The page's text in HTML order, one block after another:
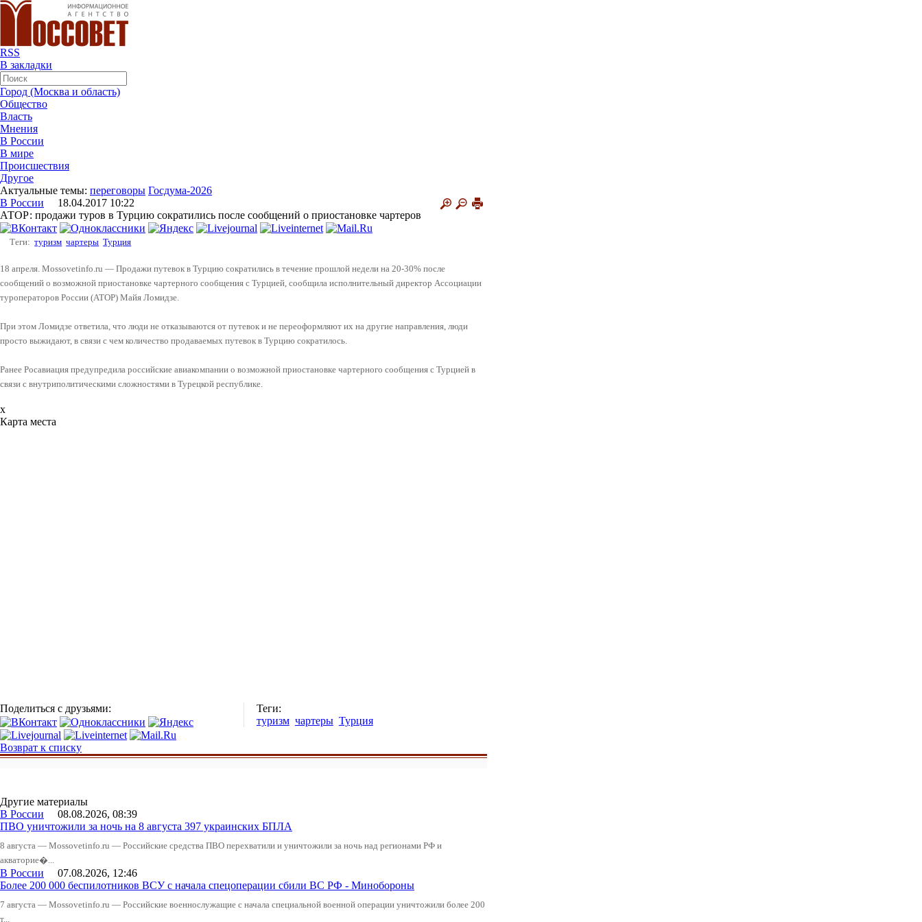
RSS
В закладки
Город (Москва и область)
Общество
Власть
Мнения
В России
В мире
Происшествия
Другое
Актуальные темы: переговоры Госдума-2026
В России 18.04.2017 10:22
АТОР: продажи туров в Турцию сократились после сообщений о приостановке чартеров
Теги: туризм чартеры Турция
18 апреля. Mossovetinfo.ru — Продажи путевок в Турцию сократились в течение прошлой недели на 20-30% после
сообщений о возможной приостановке чартерного сообщения с Турцией, сообщила исполнительный директор Ассоциации
туроператоров России (АТОР) Майя Ломидзе.
При этом Ломидзе ответила, что люди не отказываются от путевок и не переоформляют их на другие направления, люди
просто выжидают, в связи с чем количество продаваемых путевок в Турцию сократилось.
Ранее Росавиация предупредила российские авиакомпании о возможной приостановке чартерного сообщения с Турцией в
связи с внутриполитическими сложностями в Турецкой республике.
x
Карта места
Поделиться с друзьями:
Теги:
туризм чартеры Турция
Возврат к списку
Другие материалы
В России 08.08.2026, 08:39
ПВО уничтожили за ночь на 8 августа 397 украинских БПЛА
8 августа — Mossovetinfo.ru — Российские средства ПВО перехватили и уничтожили за ночь над регионами РФ и
акваторие�...
В России 07.08.2026, 12:46
Более 200 000 беспилотников ВСУ с начала спецоперации сбили ВС РФ - Минобороны
7 августа — Mossovetinfo.ru — Российские военнослужащие с начала специальной военной операции уничтожили более 200
т...